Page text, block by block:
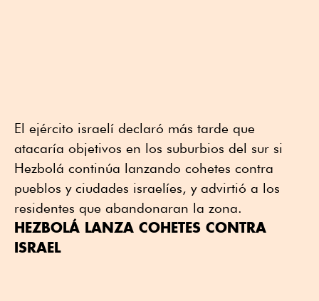
El ejército israelí declaró más tarde que
atacaría objetivos en los suburbios del sur si
Hezbolá continúa lanzando cohetes contra
pueblos y ciudades israelíes, y advirtió a los
residentes que abandonaran la zona.
HEZBOLÁ LANZA COHETES CONTRA
ISRAEL